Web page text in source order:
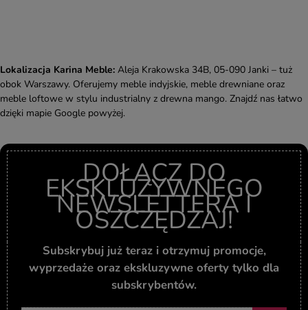
Lokalizacja Karina Meble: Aleja Krakowska 34B, 05-090 Janki – tuż
obok Warszawy. Oferujemy meble indyjskie, meble drewniane oraz
meble loftowe w stylu industrialny z drewna mango. Znajdź nas łatwo
dzięki mapie Google powyżej.
DOŁĄCZ DO
EKSKLUZYWNEGO
NEWSLETTERA I
OSZCZĘDZAJ!
Subskrybuj już teraz i otrzymuj promocje,
wyprzedaże oraz ekskluzywne oferty tylko dla
subskrybentów.